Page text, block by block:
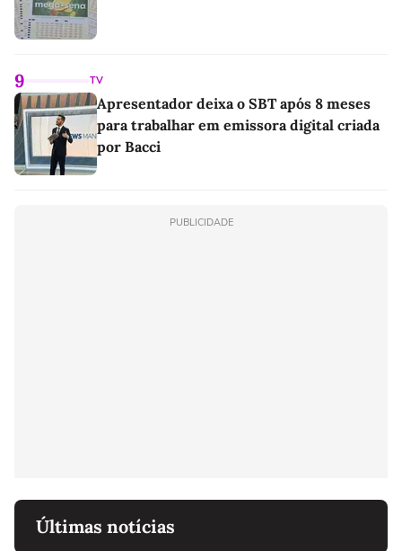
9 TV
Apresentador deixa o SBT após 8 meses
para trabalhar em emissora digital criada
por Bacci
PUBLICIDADE
Últimas notícias